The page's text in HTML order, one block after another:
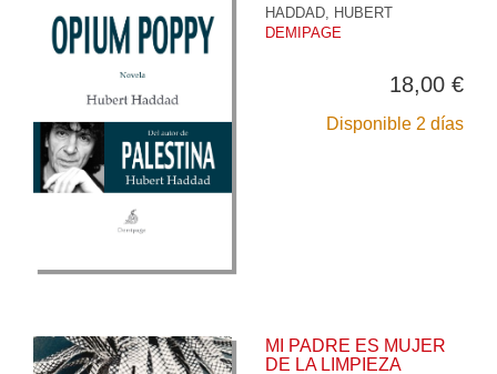
HADDAD, HUBERT
DEMIPAGE
18,00 €
Disponible 2 días
MI PADRE ES MUJER
DE LA LIMPIEZA